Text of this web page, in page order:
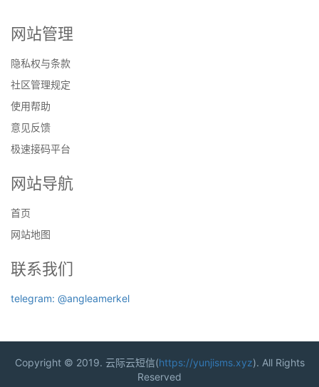
网站管理
隐私权与条款
社区管理规定
使用帮助
意见反馈
极速接码平台
网站导航
首页
网站地图
联系我们
telegram: @angleamerkel
Copyright © 2019. 云际云短信(https://yunjisms.xyz). All Rights
Reserved